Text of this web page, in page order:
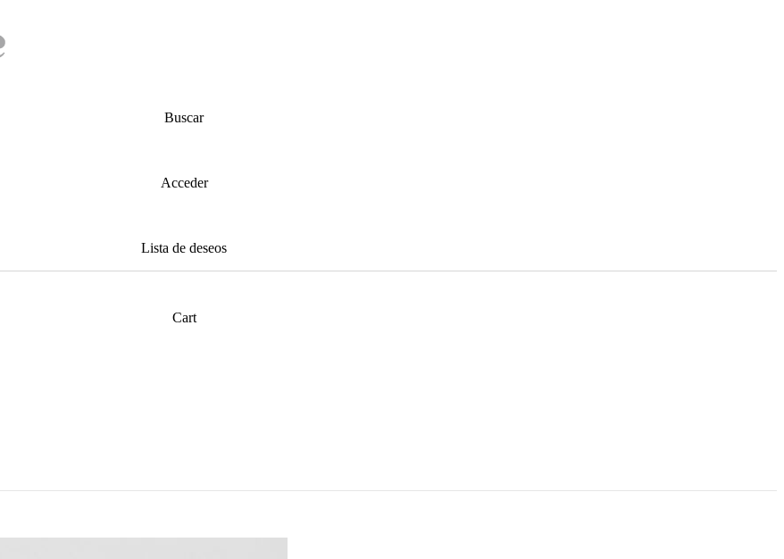
Buscar
Acceder
Lista de deseos
Cart